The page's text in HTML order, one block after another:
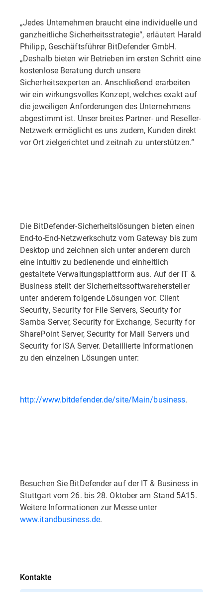
„Jedes Unternehmen braucht eine individuelle und
ganzheitliche Sicherheitsstrategie“, erläutert Harald
Philipp, Geschäftsführer BitDefender GmbH.
„Deshalb bieten wir Betrieben im ersten Schritt eine
kostenlose Beratung durch unsere
Sicherheitsexperten an. Anschließend erarbeiten
wir ein wirkungsvolles Konzept, welches exakt auf
die jeweiligen Anforderungen des Unternehmens
abgestimmt ist. Unser breites Partner- und Reseller-
Netzwerk ermöglicht es uns zudem, Kunden direkt
vor Ort zielge­richtet und zeitnah zu unterstützen.“
Die BitDefender-Sicherheitslösungen bieten einen
End-to-End-Netzwerkschutz vom Gateway bis zum
Desktop und zeichnen sich unter anderem durch
eine intuitiv zu bedienende und einheitlich
gestaltete Verwaltungsplattform aus. Auf der IT &
Business stellt der Sicherheitssoftwarehersteller
unter anderem folgende Lösungen vor: Client
Security, Security for File Servers, Security for
Samba Server, Security for Exchange, Security for
SharePoint Server, Security for Mail Servers und
Security for ISA Server. Detaillierte Informationen
zu den einzelnen Lösungen unter:
http://www.bitdefender.de/site/Main/business.
Besuchen Sie BitDefender auf der IT & Business in
Stuttgart vom 26. bis 28. Oktober am Stand 5A15.
Weitere Informationen zur Messe unter
www.itandbusiness.de.
Kontakte